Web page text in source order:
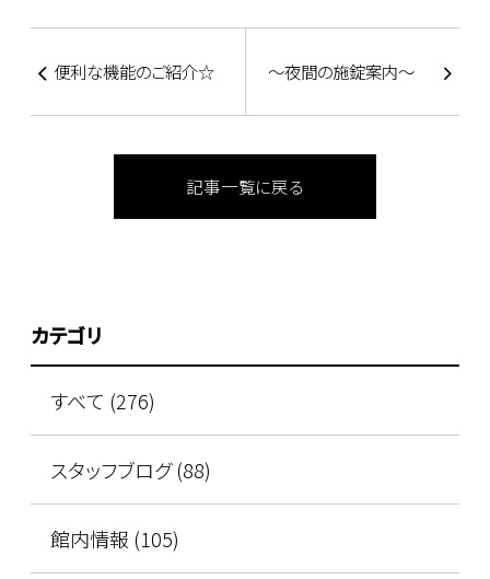
便利な機能のご紹介☆ ～夜間の施錠案内～
記事一覧に戻る
カテゴリ
すべて (276)
スタッフブログ (88)
館内情報 (105)